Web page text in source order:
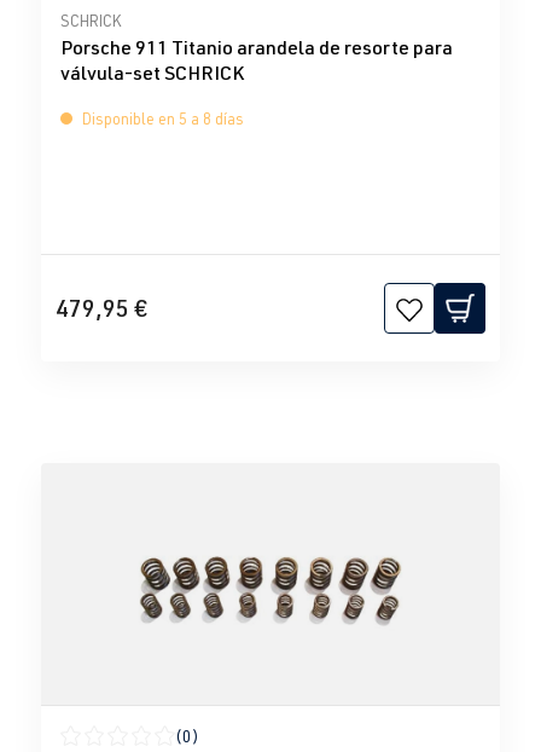
Calificación promedio de 0 de 5 estrellas
SCHRICK
Porsche 911 Titanio arandela de resorte para
válvula-set SCHRICK
Disponible en 5 a 8 días
479,95 €
(0)